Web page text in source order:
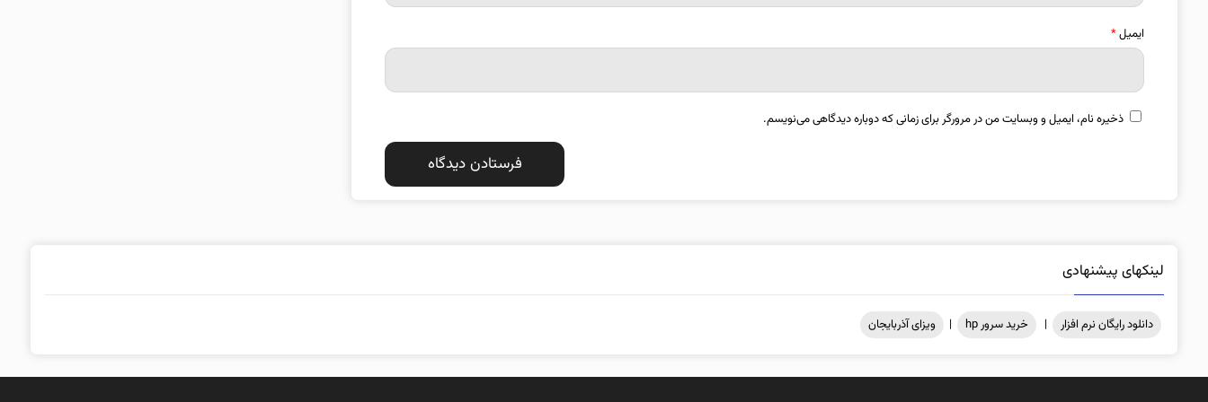
ایمیل*
ذخیره نام، ایمیل و وبسایت من در مرورگر برای زمانی که دوباره دیدگاهی می‌نویسم.
لینکهای پیشنهادی
دانلود رایگان نرم افزار | خرید سرور hp | ویزای آذربایجان